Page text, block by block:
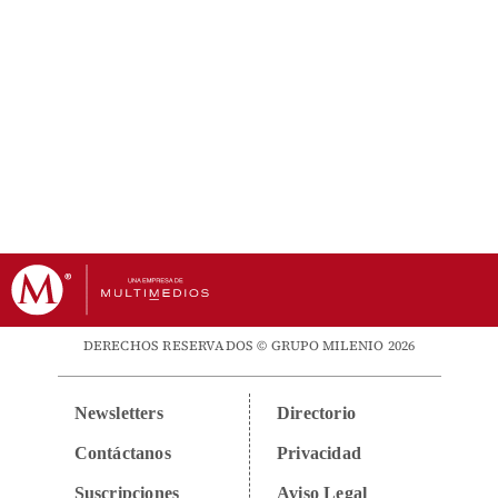
DERECHOS RESERVADOS © GRUPO MILENIO 2026
Newsletters
Contáctanos
Suscripciones
Directorio
Privacidad
Aviso Legal